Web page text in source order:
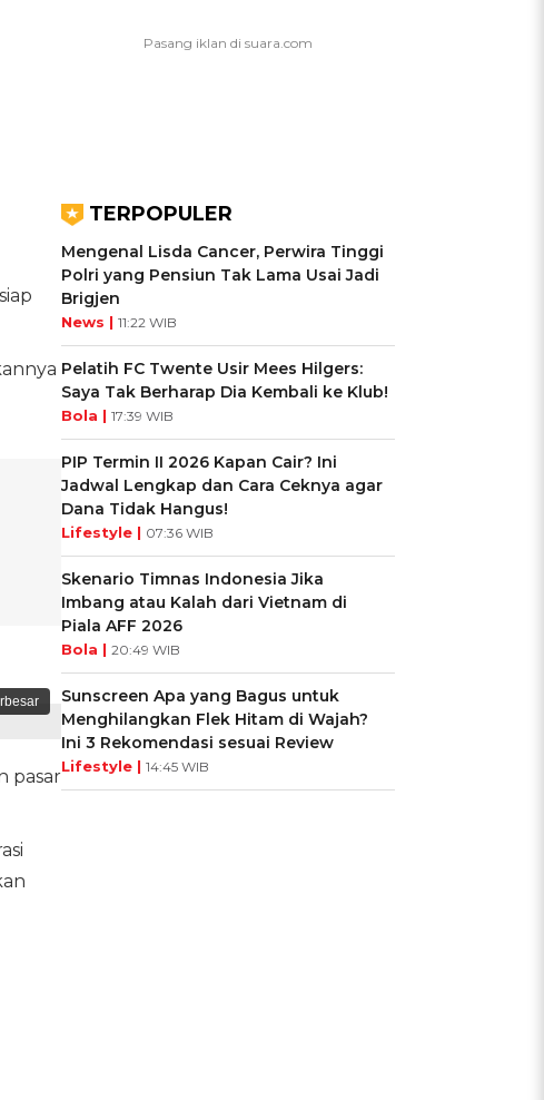
pasar
TERPOPULER
Mengenal Lisda Cancer, Perwira Tinggi
Polri yang Pensiun Tak Lama Usai Jadi
Brigjen
News | 11:22 WIB
Pelatih FC Twente Usir Mees Hilgers:
Saya Tak Berharap Dia Kembali ke Klub!
Bola | 17:39 WIB
PIP Termin II 2026 Kapan Cair? Ini
Jadwal Lengkap dan Cara Ceknya agar
Dana Tidak Hangus!
Lifestyle | 07:36 WIB
Skenario Timnas Indonesia Jika
Imbang atau Kalah dari Vietnam di
Piala AFF 2026
Bola | 20:49 WIB
Sunscreen Apa yang Bagus untuk
Menghilangkan Flek Hitam di Wajah?
Ini 3 Rekomendasi sesuai Review
Lifestyle | 14:45 WIB